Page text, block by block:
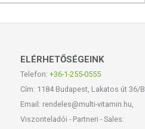
ELÉRHETŐSÉGEINK
Telefon: +36-1-255-0555
Cím: 1184 Budapest, Lakatos út 36/B
Email: rendeles@multi-vitamin.hu,
Viszonteladói - Partneri - Sales: